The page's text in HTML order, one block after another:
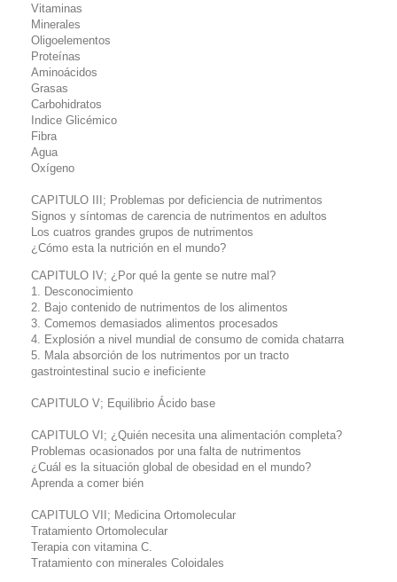
Vitaminas
Minerales
Oligoelementos
Proteínas
Aminoácidos
Grasas
Carbohidratos
Indice Glicémico
Fibra
Agua
Oxígeno
CAPITULO III; Problemas por deficiencia de nutrimentos
Signos y síntomas de carencia de nutrimentos en adultos
Los cuatros grandes grupos de nutrimentos
¿Cómo esta la nutrición en el mundo?
CAPITULO IV; ¿Por qué la gente se nutre mal?
1. Desconocimiento
2. Bajo contenido de nutrimentos de los alimentos
3. Comemos demasiados alimentos procesados
4. Explosión a nivel mundial de consumo de comida chatarra
5. Mala absorción de los nutrimentos por un tracto
gastrointestinal sucio e ineficiente
CAPITULO V; Equilibrio Ácido base
CAPITULO VI; ¿Quién necesita una alimentación completa?
Problemas ocasionados por una falta de nutrimentos
¿Cuál es la situación global de obesidad en el mundo?
Aprenda a comer bién
CAPITULO VII; Medicina Ortomolecular
Tratamiento Ortomolecular
Terapia con vitamina C.
Tratamiento con minerales Coloidales